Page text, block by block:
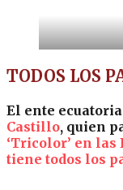
TODOS LOS
El ente
Castillo, quien
‘Tricolor’ en
tiene todos los